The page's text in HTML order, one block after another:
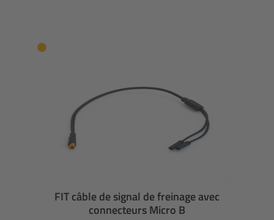
FIT câble de signal de freinage avec
connecteurs Micro B